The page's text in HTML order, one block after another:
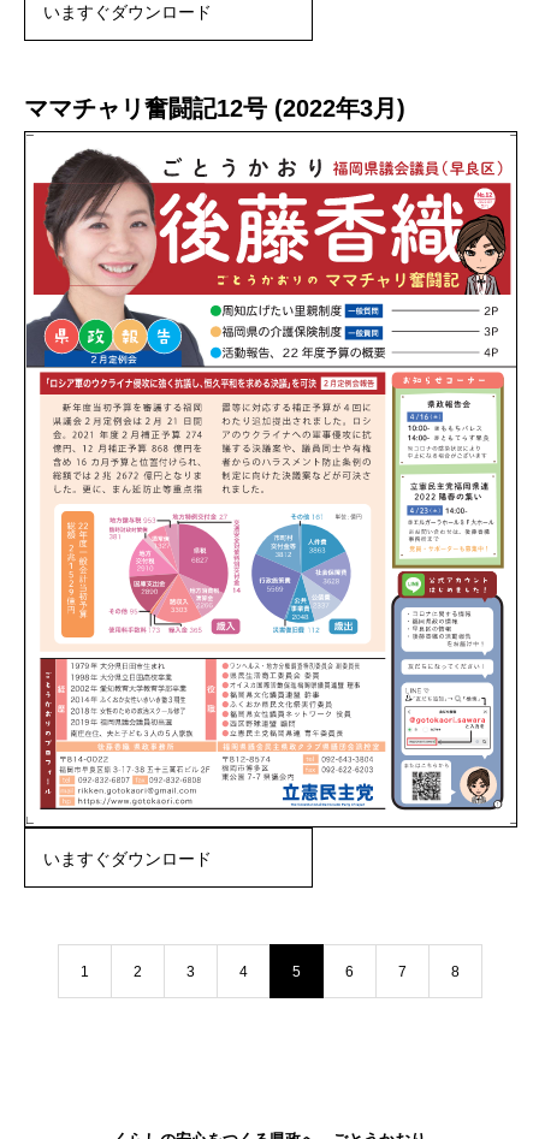
いますぐダウンロード
ママチャリ奮闘記12号 (2022年3月)
いますぐダウンロード
1 2 3 4 5 6 7 8